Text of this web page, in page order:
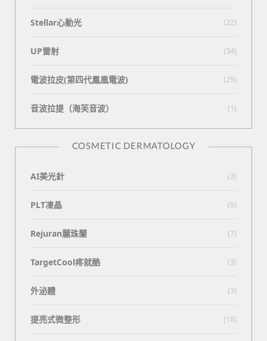
Stellar心動光 (22)
UP雷射 (34)
電波拉皮(第四代鳳凰電波) (25)
⾳波拉提（海芙⾳波） (1)
COSMETIC DERMATOLOGY
AI美光針 (3)
PLT凍晶 (9)
Rejuran麗珠蘭 (7)
TargetCool疼就酷 (3)
外泌體 (3)
提亮式微整形 (18)